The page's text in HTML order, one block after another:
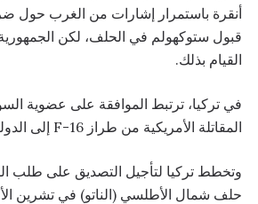
أنقرة باستمرار إشارات من الغرب حول
قبول ستوكهولم في الحلف، لكن الجمهورية
القيام بذلك.
في تركيا، ترتبط الموافقة على عضوية
المقاتلة الأمريكية من طراز F-16 إلى الدولة.
وتخطط تركيا لتأجيل التصديق على طلب
حلف شمال الأطلسي (الناتو) في تشرين